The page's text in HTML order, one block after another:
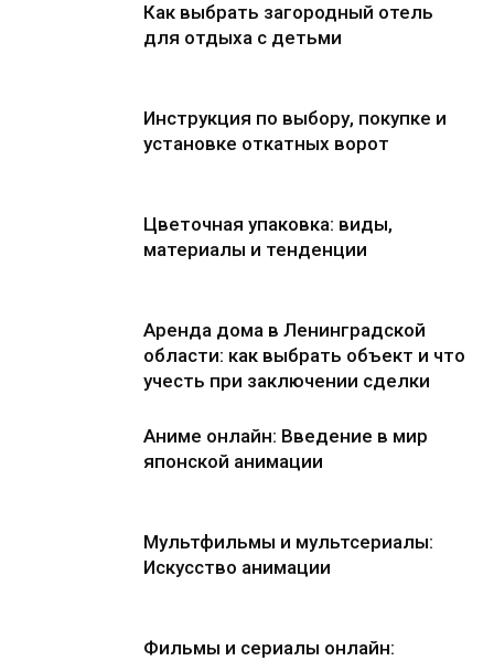
Как выбрать загородный отель
для отдыха с детьми
Инструкция по выбору, покупке и
установке откатных ворот
Цветочная упаковка: виды,
материалы и тенденции
Аренда дома в Ленинградской
области: как выбрать объект и что
учесть при заключении сделки
Аниме онлайн: Введение в мир
японской анимации
Мультфильмы и мультсериалы:
Искусство анимации
Фильмы и сериалы онлайн: